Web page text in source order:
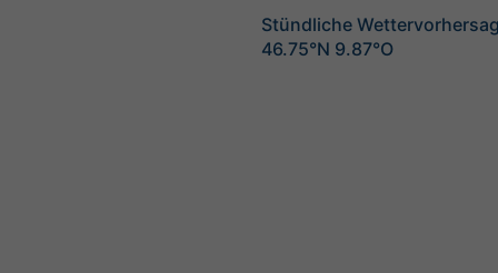
Stündliche
46.75°N 9.87°O